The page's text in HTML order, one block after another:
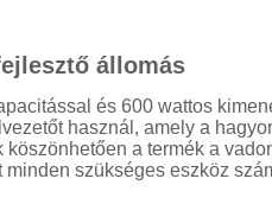
állomás
és 600 wattos
használ, amely a
a termék a
szükséges eszköz